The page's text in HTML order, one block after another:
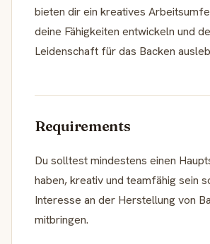
bieten dir ein kreatives
deine Fähigkeiten entwickeln und
Leidenschaft für das Backen
Requirements
Du solltest mindestens einen
haben, kreativ und teamfähig sein
Interesse an der Herstellung von
mitbringen.